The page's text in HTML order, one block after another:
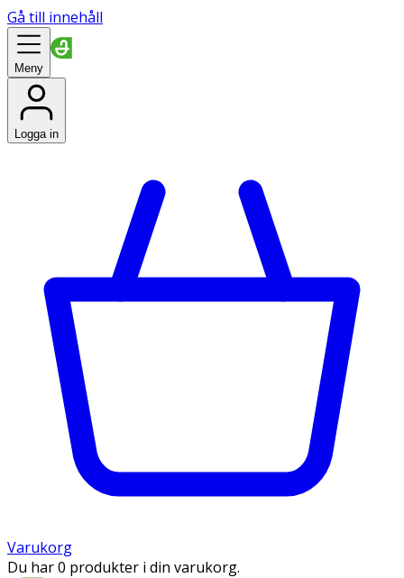
Gå till innehåll
Meny
Logga in
Varukorg
Du har 0 produkter i din varukorg.